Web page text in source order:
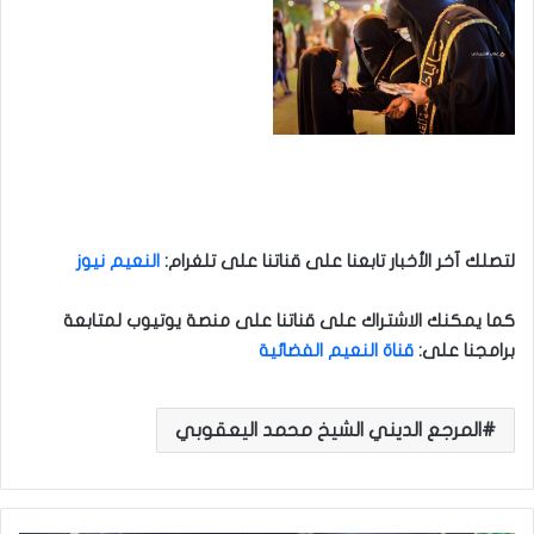
لتصلك آخر الأخبار تابعنا على قناتنا على تلغرام: النعيم نيوز
كما يمكنك الاشتراك على قناتنا على منصة يوتيوب لمتابعة
برامجنا على: قناة النعيم الفضائية
المرجع الديني الشيخ محمد اليعقوبي